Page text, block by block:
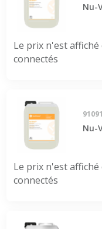
Nu-
Le prix n'est
connectés
Nu-
Le prix n'est
connectés